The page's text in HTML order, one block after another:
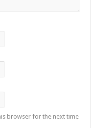
browser for the next time